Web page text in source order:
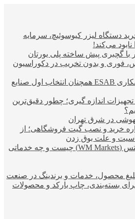
دستگاه لیزر کیوسوئیچ، سرمایه
نابود می‌کند!
با گچبری پیش ساخته پلی یورتان
فوری و بدون تخریب در دکوراسیون
چرا محصولات جوشکاری ESAB همچنان انتخاب اول صنایع
اندازه گیری؛ چطور دقیق‌ترین
در شرق تهران
خرید و نصب گیت فروشگاهی؛ از
و علت بوق زدن
بروکر دبلیو ام مارکتس (WM Markets) چیست و چه خدماتی
محصول، خدمات و برندینگ در صنعت
بسته‌بندی، چاپ بارکد و محصولات